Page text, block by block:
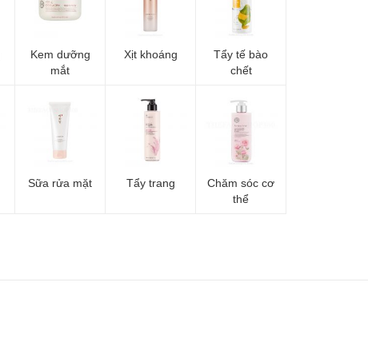
Kem dưỡng
mắt
Xịt khoáng
Tẩy tế bào
chết
Sữa rửa mặt Tẩy trang
Chăm sóc cơ
thể